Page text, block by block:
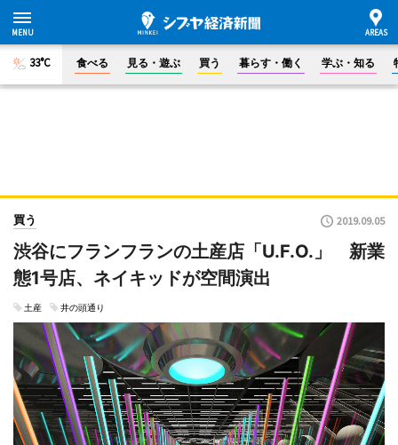
33°C 食べる 見る・遊ぶ 買う 暮らす・働く 学ぶ・知る
買う 2019.09.05
渋谷にフランフランの土産店「U.F.O.」 新業
態1号店、ネイキッドが空間演出
土産 井の頭通り